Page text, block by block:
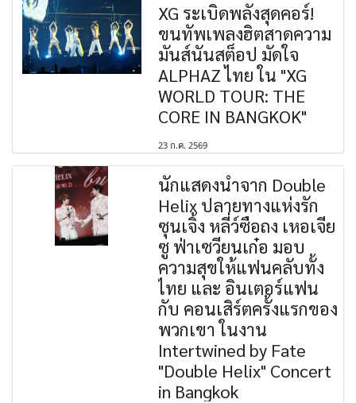
XG ระเบิดพลังสุดคอร์!
ขนทัพเพลงฮิตสาดความ
มันส์นันสต็อป มัดใจ
ALPHAZ ไทย ใน "XG
WORLD TOUR: THE
CORE IN BANGKOK"
23 ก.ค. 2569
นักแสดงนำจาก Double
Helix ปลายทางแห่งรัก
ซุนเจิ้ง หลี่ว์ซือถง เหอเจีย
ซู ฟ่าเซวียนเก๋อ มอบ
ความสุขให้แฟนคลับทั้ง
ไทย และ อินเตอร์แฟน
กับ คอนเสิร์ตครั้งแรกของ
พวกเขา ในงาน
Intertwined by Fate
"Double Helix" Concert
in Bangkok